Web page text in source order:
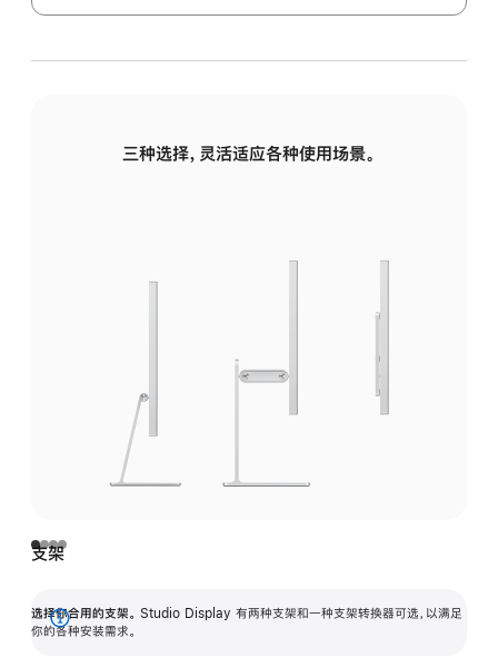
三种选择，灵活适应各种使用场景。
支架
选择你合用的支架。 Studio Display 有两种支架和一种支架转换器可选，以满足
你的各种安装需求。
展